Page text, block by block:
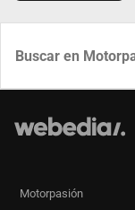
Motorpasión